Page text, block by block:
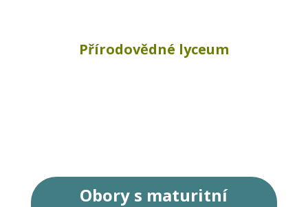
Přírodovědné lyceum
Obory s maturitní